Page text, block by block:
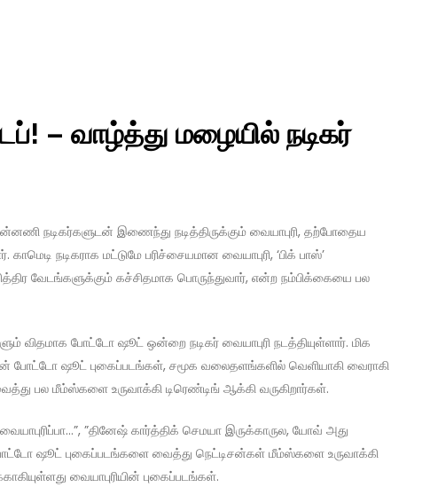
– வாழ்த்து மழையில் நடிகர்
நடிகர்களுடன் இணைந்து நடித்திருக்கும் வையாபுரி, தற்போதைய
நடிகராக மட்டுமே பரிச்சையமான வையாபுரி, ‘பிக் பாஸ்’
வேடங்களுக்கும் கச்சிதமாக பொருந்துவார், என்ற நம்பிக்கையை பல
விதமாக போட்டோ ஷூட் ஒன்றை நடிகர் வையாபுரி நடத்தியுள்ளார். மிக
போட்டோ ஷூட் புகைப்படங்கள், சமூக வலைதளங்களில் வெளியாகி வைராகி
பல மீம்ஸ்களை உருவாக்கி டிரெண்டிங் ஆக்கி வருகிறார்கள்.
”தினேஷ் கார்த்திக் செமயா இருக்காருல, யோவ் அது
போட்டோ ஷூட் புகைப்படங்களை வைத்து நெட்டிசன்கள் மீம்ஸ்களை உருவாக்கி
வையாபுரியின் புகைப்படங்கள்.